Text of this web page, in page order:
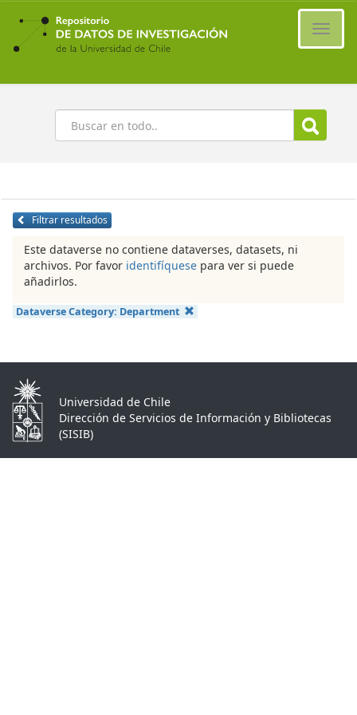
Ir
contenido
principal
Buscar
Filtrar resultados
Este dataverse no contiene dataverses, datasets, ni
archivos. Por favor identifíquese para ver si puede
añadirlos.
Dataverse Category: Department
Universidad de Chile
Dirección de Servicios de Información y Bibliotecas
(SISIB)